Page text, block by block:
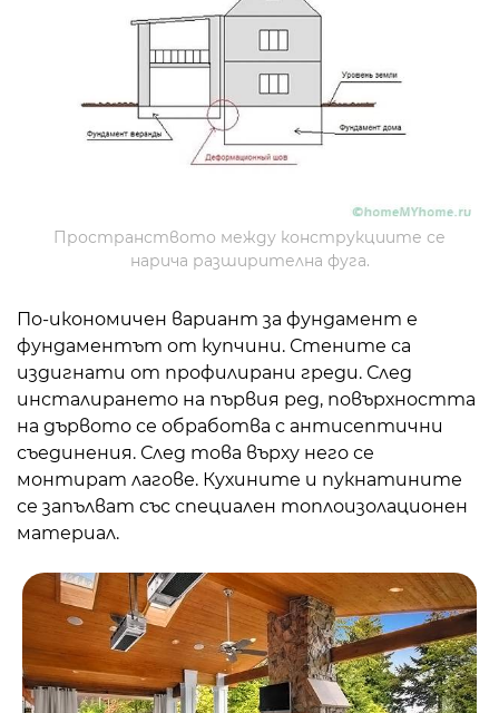
Пространството между конструкциите се
нарича разширителна фуга.
По-икономичен вариант за фундамент е
фундаментът от купчини. Стените са
издигнати от профилирани греди. След
инсталирането на първия ред, повърхността
на дървото се обработва с антисептични
съединения. След това върху него се
монтират лагове. Кухините и пукнатините
се запълват със специален топлоизолационен
материал.